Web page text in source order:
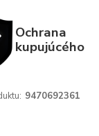
Ochrana
kupujúcého
9470692361